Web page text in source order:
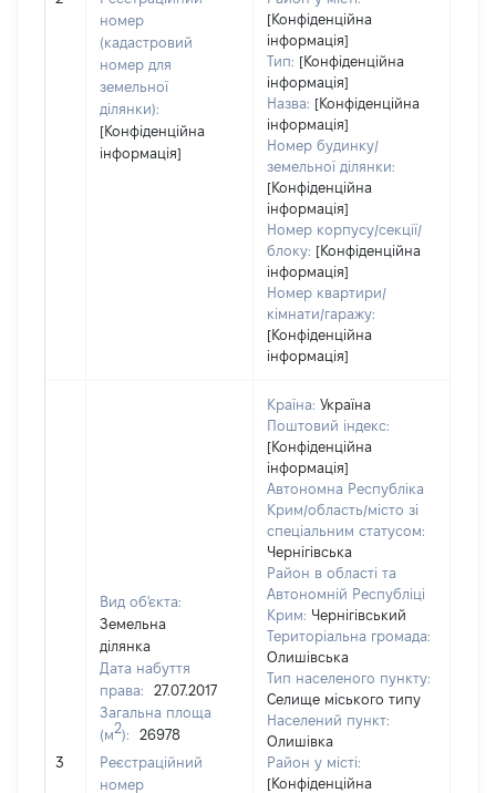
номер
(кадастровий
номер для
земельної
ділянки):
[Конфіденційна
інформація]
[Конфіденційна
інформація]
Тип: [Конфіденційна
інформація]
Назва: [Конфіденційна
інформація]
Номер будинку/
земельної ділянки:
[Конфіденційна
інформація]
Номер корпусу/секції/
блоку: [Конфіденційна
інформація]
Номер квартири/
кімнати/гаражу:
[Конфіденційна
інформація]
3
Вид об'єкта:
Земельна
ділянка
Дата набуття
права:
27.07.2017
Загальна площа
(м2):
26978
Реєстраційний
номер
Країна: Україна
Поштовий індекс:
[Конфіденційна
інформація]
Автономна Республіка
Крим/область/місто зі
спеціальним статусом:
Чернігівська
Район в області та
Автономній Республіці
Крим: Чернігівський
Територіальна громада:
Олишівська
Тип населеного пункту:
Селище міського типу
Населений пункт:
Олишівка
Район у місті:
[Конфіденційна